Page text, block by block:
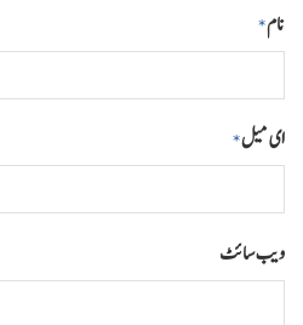
نام*
ای میل*
ویب‌ سائٹ